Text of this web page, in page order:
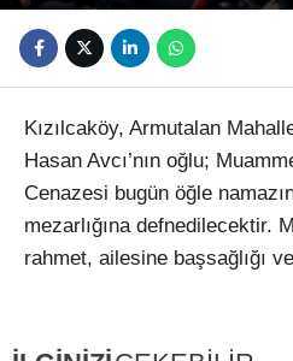
Kızılcaköy, Armutalan
Hasan Avcı’nın oğlu;
Cenazesi bugün öğle
mezarlığına defnedilecektir.
rahmet, ailesine başsağlığı